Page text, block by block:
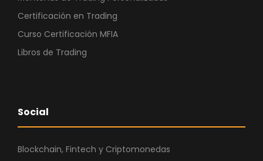
Certificación en Trading
Curso Certificación MFIA
Libros de Trading
Social
Blockchain, Fintech y Criptomonedas